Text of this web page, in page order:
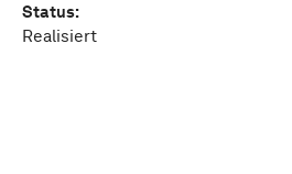
Status:
Realisiert